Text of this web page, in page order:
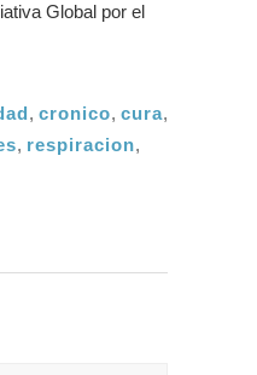
Global por el
, cronico, cura,
, respiracion,